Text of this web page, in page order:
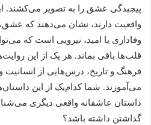
پیچیدگی عشق را به تصویر می‌کشند.
واقعیت دارند، نشان می‌دهند که
وفاداری یا امید، نیرویی است که
قلب‌ها باقی بماند. هر یک از این
فرهنگ و تاریخ، درس‌هایی از
می‌آموزند. شما کدام‌یک از این
داستان عاشقانه واقعی دیگری
گذاشتن داشته باشد؟